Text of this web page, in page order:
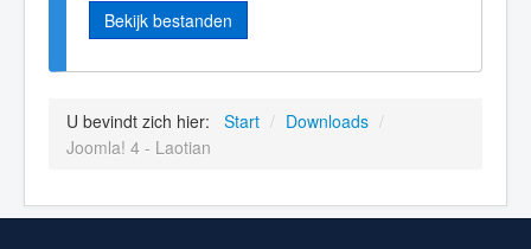
Bekijk bestanden
U bevindt zich hier: Start / Downloads /
Joomla! 4 - Laotian